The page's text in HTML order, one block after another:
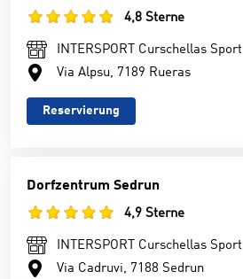
4,8 Sterne
INTERSPORT Curschellas Sport
Via Alpsu, 7189 Rueras
Reservierung
Dorfzentrum Sedrun
4,9 Sterne
INTERSPORT Curschellas Sport
Via Cadruvi, 7188 Sedrun